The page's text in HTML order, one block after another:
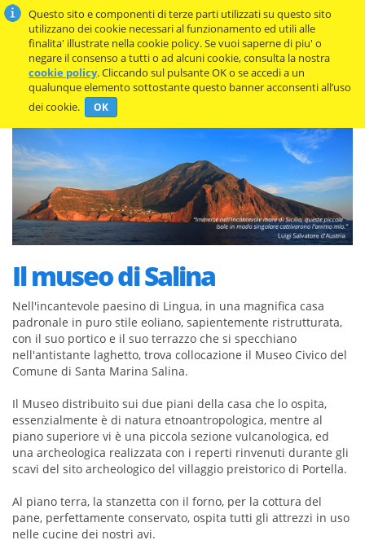
Il museo di Salina
Nell'incantevole paesino di Lingua, in una magnifica casa
padronale in puro stile eoliano, sapientemente ristrutturata,
con il suo portico e il suo terrazzo che si specchiano
nell'antistante laghetto, trova collocazione il Museo Civico del
Comune di Santa Marina Salina.
Il Museo distribuito sui due piani della casa che lo ospita,
essenzialmente è di natura etnoantropologica, mentre al
piano superiore vi è una piccola sezione vulcanologica, ed
una archeologica realizzata con i reperti rinvenuti durante gli
scavi del sito archeologico del villaggio preistorico di Portella.
Al piano terra, la stanzetta con il forno, per la cottura del
pane, perfettamente conservato, ospita tutti gli attrezzi in uso
nelle cucine dei nostri avi.
Questo sito e componenti di terze parti utilizzati su questo sito
utilizzano dei cookie necessari al funzionamento ed utili alle
finalita' illustrate nella cookie policy. Se vuoi saperne di piu' o
negare il consenso a tutti o ad alcuni cookie, consulta la nostra
cookie policy. Cliccando sul pulsante OK o se accedi a un
qualunque elemento sottostante questo banner acconsenti all’uso
dei cookie.
OK